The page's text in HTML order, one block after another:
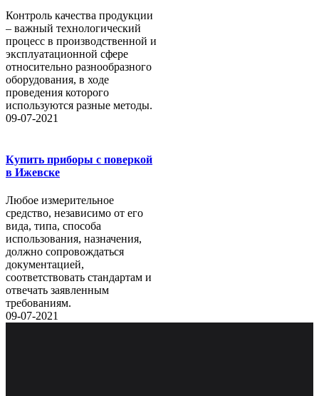
Контроль качества продукции
– важный технологический
процесс в производственной и
эксплуатационной сфере
относительно разнообразного
оборудования, в ходе
проведения которого
используются разные методы.
09-07-2021
Купить приборы с поверкой
в Ижевске
Любое измерительное
средство, независимо от его
вида, типа, способа
использования, назначения,
должно сопровождаться
документацией,
соответствовать стандартам и
отвечать заявленным
требованиям.
09-07-2021